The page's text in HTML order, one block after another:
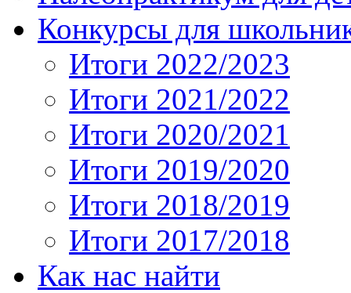
Конкурсы для
Итоги 2022/2023
Итоги 2021/2022
Итоги 2020/2021
Итоги 2019/2020
Итоги 2018/2019
Итоги 2017/2018
Как нас найти